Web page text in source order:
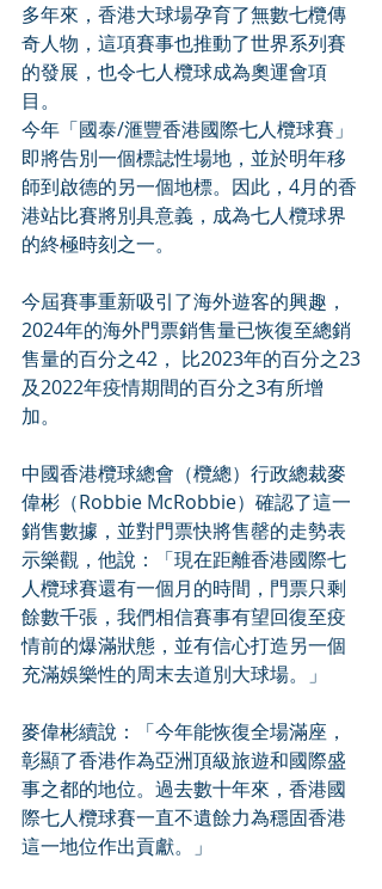
多年來，香港大球場孕育了無數七欖傳
奇人物，這項賽事也推動了世界系列賽
的發展，也令七人欖球成為奧運會項
目。
今年「國泰/滙豐香港國際七人欖球賽」
即將告別一個標誌性場地，並於明年移
師到啟德的另一個地標。因此，4月的香
港站比賽將別具意義，成為七人欖球界
的終極時刻之一。
今屆賽事重新吸引了海外遊客的興趣，
2024年的海外門票銷售量已恢復至總銷
售量的百分之42， 比2023年的百分之23
及2022年疫情期間的百分之3有所增
加。
中國香港欖球總會（欖總）行政總裁麥
偉彬（Robbie McRobbie）確認了這一
銷售數據，並對門票快將售罄的走勢表
示樂觀，他說：「現在距離香港國際七
人欖球賽還有一個月的時間，門票只剩
餘數千張，我們相信賽事有望回復至疫
情前的爆滿狀態，並有信心打造另一個
充滿娛樂性的周末去道別大球場。」
麥偉彬續說：「今年能恢復全場滿座，
彰顯了香港作為亞洲頂級旅遊和國際盛
事之都的地位。過去數十年來，香港國
際七人欖球賽一直不遺餘力為穩固香港
這一地位作出貢獻。」